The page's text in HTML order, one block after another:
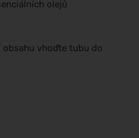
olejů
obsahu vhoďte tubu do